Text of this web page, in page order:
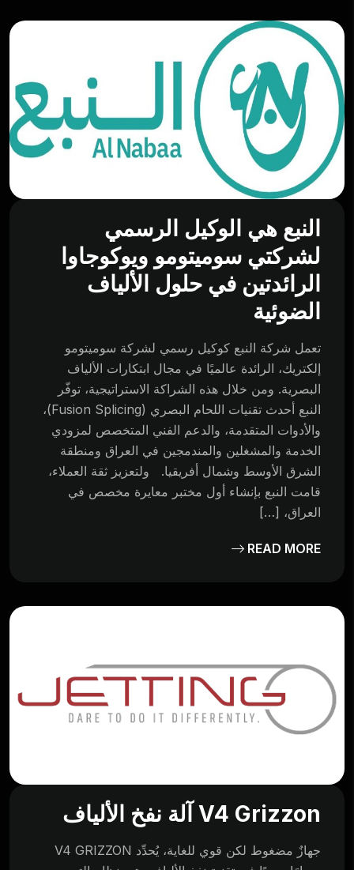
النبع هي الوكيل الرسمي
لشركتي سوميتومو ويوكوجاوا
الرائدتين في حلول الألياف
الضوئية
تعمل شركة النبع كوكيل رسمي لشركة سوميتومو
إلكتريك، الرائدة عالميًا في مجال ابتكارات الألياف
البصرية. ومن خلال هذه الشراكة الاستراتيجية، توفّر
النبع أحدث تقنيات اللحام البصري (Fusion Splicing)،
والأدوات المتقدمة، والدعم الفني المتخصص لمزودي
الخدمة والمشغلين والمندمجين في العراق ومنطقة
الشرق الأوسط وشمال أفريقيا. ولتعزيز ثقة العملاء،
قامت النبع بإنشاء أول مختبر معايرة مخصص في
العراق، […]
READ MORE
V4 Grizzon آلة نفخ الألياف
جهازٌ مضغوط لكن قوي للغاية، يُحدِّد V4 GRIZZON